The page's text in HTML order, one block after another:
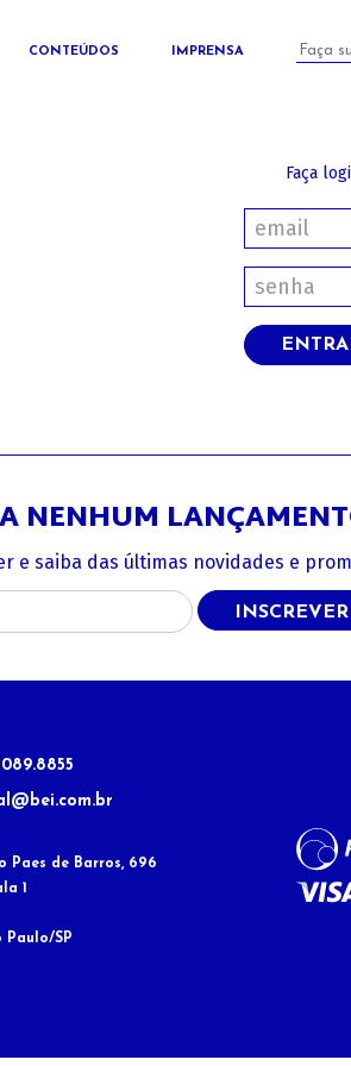
CONTEÚDOS IMPRENSA
Faça
NENHUM
e saiba das últimas novidades e
INSCREVER
Paes de Barros, 696
1
Paulo/SP